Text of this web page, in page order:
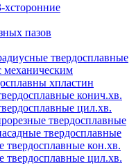
хсторонние
пазов
твердосплавные
механическим
хпластин
конич.хв.
цил.хв.
твердосплавные
твердосплавные
кон.хв.
цил.хв.